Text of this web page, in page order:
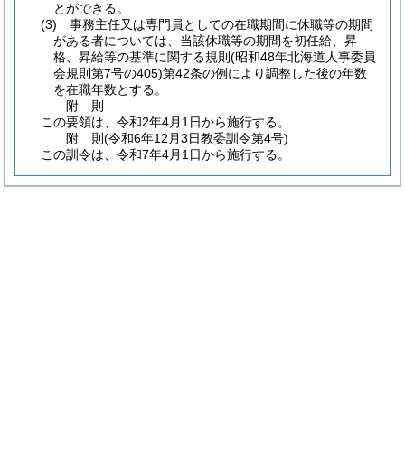
とができる。
(3)
事務主任又は専門員としての在職期間に休職等の期間
がある者については、当該休職等の期間を初任給、昇
格、昇給等の基準に関する規則 (昭和48年北海道人事委員
会規則第7号の405)第42条の例により調整した後の年数
を在職年数とする。
附 則
この要領は、令和2年4月1日から施行する。
附 則(令和6年12月3日教委訓令第4号)
この訓令は、令和7年4月1日から施行する。